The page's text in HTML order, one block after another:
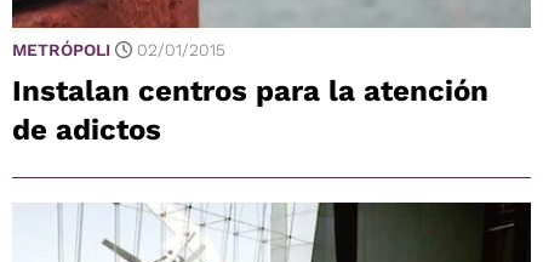
METRÓPOLI 02/01/2015
Instalan centros para la atención
de adictos